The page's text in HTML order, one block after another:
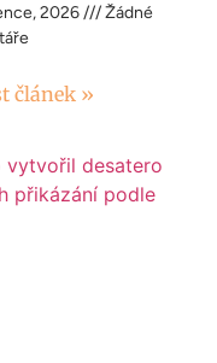
2026
Žádné
článek »